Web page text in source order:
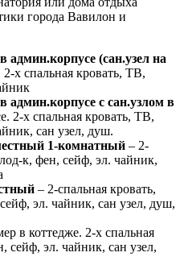
города Вавилон и
(сан.узел на
х спальная кровать, ТВ,
с сан.узлом в
2-х спальная кровать, ТВ,
сан узел, душ.
1-комнатный – 2-
к, фен, сейф, эл. чайник,
– 2-спальная кровать,
эл. чайник, сан узел, душ,
в коттедже. 2-х спальная
сейф, эл. чайник, сан узел,